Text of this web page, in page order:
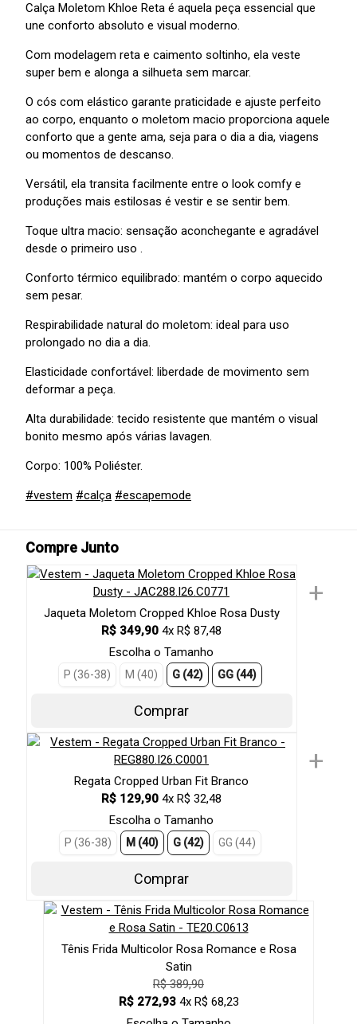
Calça Moletom Khloe Reta é aquela peça essencial que
une conforto absoluto e visual moderno.
Com modelagem reta e caimento soltinho, ela veste
super bem e alonga a silhueta sem marcar.
O cós com elástico garante praticidade e ajuste perfeito
ao corpo, enquanto o moletom macio proporciona aquele
conforto que a gente ama, seja para o dia a dia, viagens
ou momentos de descanso.
Versátil, ela transita facilmente entre o look comfy e
produções mais estilosas é vestir e se sentir bem.
Toque ultra macio: sensação aconchegante e agradável
desde o primeiro uso .
Conforto térmico equilibrado: mantém o corpo aquecido
sem pesar.
Respirabilidade natural do moletom: ideal para uso
prolongado no dia a dia.
Elasticidade confortável: liberdade de movimento sem
deformar a peça.
Alta durabilidade: tecido resistente que mantém o visual
bonito mesmo após várias lavagen.
Corpo: 100% Poliéster.
#vestem #calça #escapemode
Compre Junto
Jaqueta Moletom Cropped Khloe Rosa Dusty
R$ 349,90 4x R$ 87,48
Escolha o Tamanho
P (36-38) M (40) G (42) GG (44)
Comprar
+
Regata Cropped Urban Fit Branco
R$ 129,90 4x R$ 32,48
Escolha o Tamanho
P (36-38) M (40) G (42) GG (44)
Comprar
+
Tênis Frida Multicolor Rosa Romance e Rosa
Satin
R$ 389,90
R$ 272,93 4x R$ 68,23